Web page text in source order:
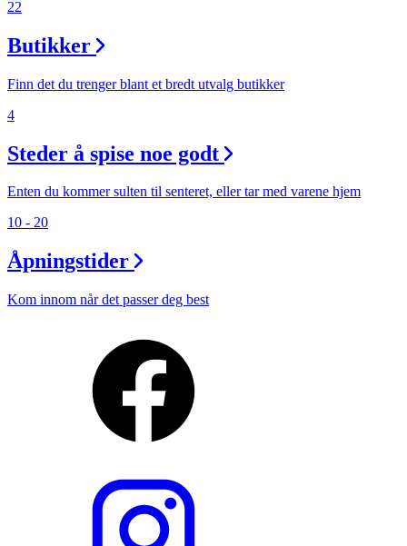
22
Butikker
Finn det du trenger blant et bredt utvalg butikker
4
Steder å spise noe godt
Enten du kommer sulten til senteret, eller tar med varene hjem
10 - 20
Åpningstider
Kom innom når det passer deg best